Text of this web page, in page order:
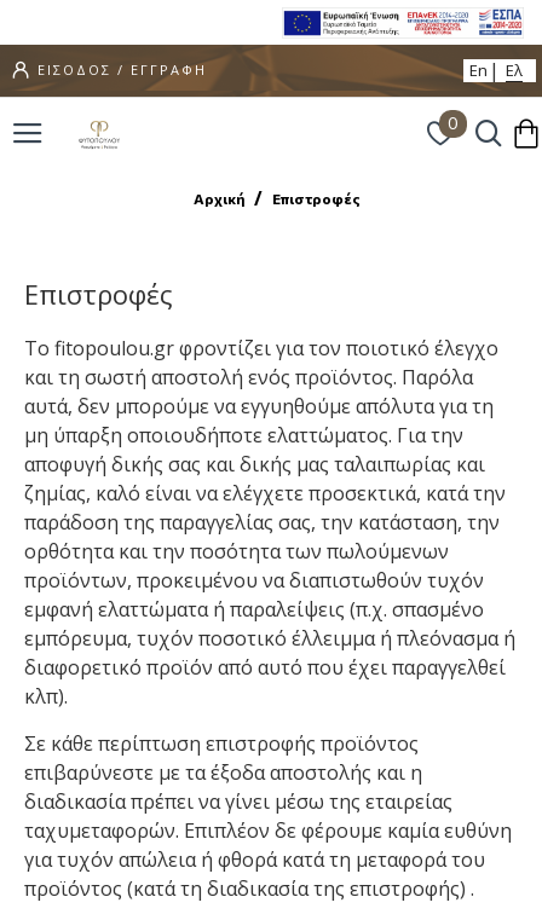
ΕΙΣΟΔΟΣ / ΕΓΓΡΑΦΗ En Ελ
0
Αρχική Επιστροφές
Επιστροφές
Το fitopoulou.gr φροντίζει για τον ποιοτικό έλεγχο
και τη σωστή αποστολή ενός προϊόντος. Παρόλα
αυτά, δεν μπορούμε να εγγυηθούμε απόλυτα για τη
μη ύπαρξη οποιουδήποτε ελαττώματος. Για την
αποφυγή δικής σας και δικής μας ταλαιπωρίας και
ζημίας, καλό είναι να ελέγχετε προσεκτικά, κατά την
παράδοση της παραγγελίας σας, την κατάσταση, την
ορθότητα και την ποσότητα των πωλούμενων
προϊόντων, προκειμένου να διαπιστωθούν τυχόν
εμφανή ελαττώματα ή παραλείψεις (π.χ. σπασμένο
εμπόρευμα, τυχόν ποσοτικό έλλειμμα ή πλεόνασμα ή
διαφορετικό προϊόν από αυτό που έχει παραγγελθεί
κλπ).
Σε κάθε περίπτωση επιστροφής προϊόντος
επιβαρύνεστε με τα έξοδα αποστολής και η
διαδικασία πρέπει να γίνει μέσω της εταιρείας
ταχυμεταφορών. Επιπλέον δε φέρουμε καμία ευθύνη
για τυχόν απώλεια ή φθορά κατά τη μεταφορά του
προϊόντος (κατά τη διαδικασία της επιστροφής) .